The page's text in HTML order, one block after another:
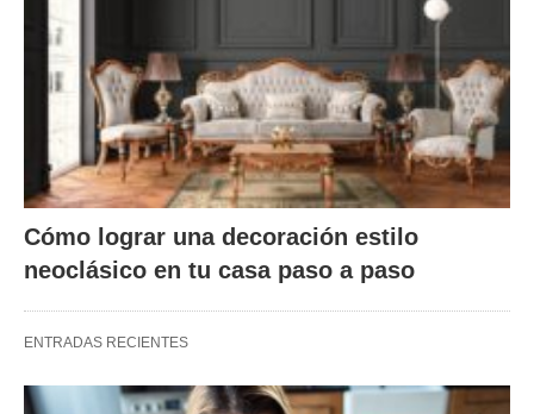
Cómo lograr una decoración estilo
neoclásico en tu casa paso a paso
ENTRADAS RECIENTES